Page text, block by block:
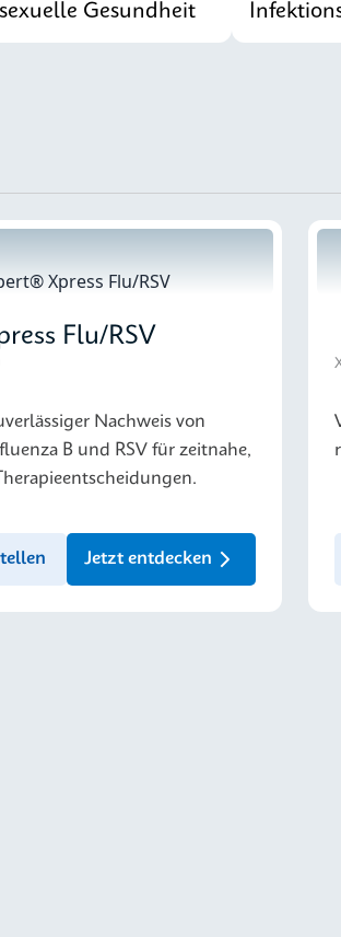
sexuelle Gesundheit
Flu/RSV
Nachweis von
B und RSV für zeitnahe,
Jetzt entdecken